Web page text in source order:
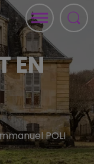
EN
POLI